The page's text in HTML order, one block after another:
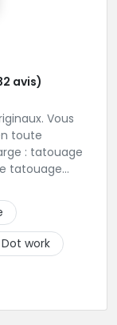
avis)
Vous
toute
: tatouage
tatouage
Dot work